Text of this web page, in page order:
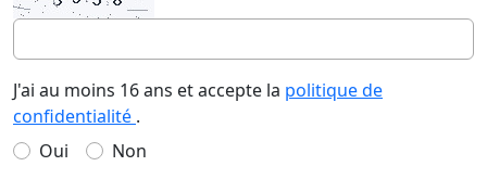
J'ai au moins 16 ans et accepte la politique de
confidentialité .
Oui
Non